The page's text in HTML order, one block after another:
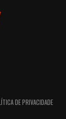
DE PRIVACIDADE